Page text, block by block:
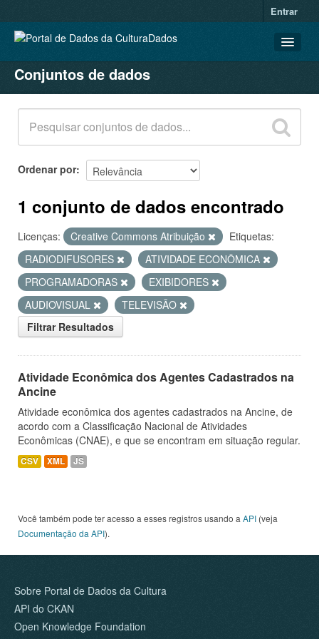
Entrar
CONJUNTOS DE DADOS
ORGANIZAÇÕES
GRUPOS
SOBRE
Conjuntos de dados
Ordenar por
1 conjunto de dados encontrado
Licenças: Creative Commons Atribuição
Etiquetas:
RADIODIFUSORES
ATIVIDADE ECONÔMICA
PROGRAMADORAS
EXIBIDORES
AUDIOVISUAL
TELEVISÃO
Filtrar Resultados
Atividade Econômica dos Agentes Cadastrados na
Ancine
Atividade econômica dos agentes cadastrados na Ancine, de
acordo com a Classificação Nacional de Atividades
Econômicas (CNAE), e que se encontram em situação regular.
CSV XML JS
Você também pode ter acesso a esses registros usando a API (veja
Documentação da API).
Sobre Portal de Dados da Cultura
API do CKAN
Open Knowledge Foundation